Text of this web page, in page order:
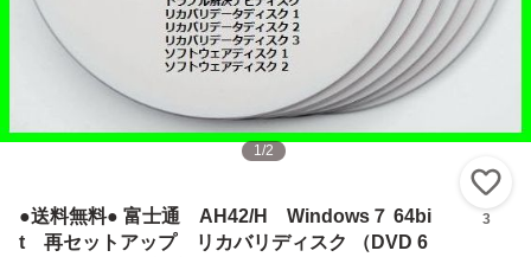
1/2
●送料無料● 富士通 AH42/H Windows７ 64bi
t 再セットアップ リカバリディスク （DVD 6
3